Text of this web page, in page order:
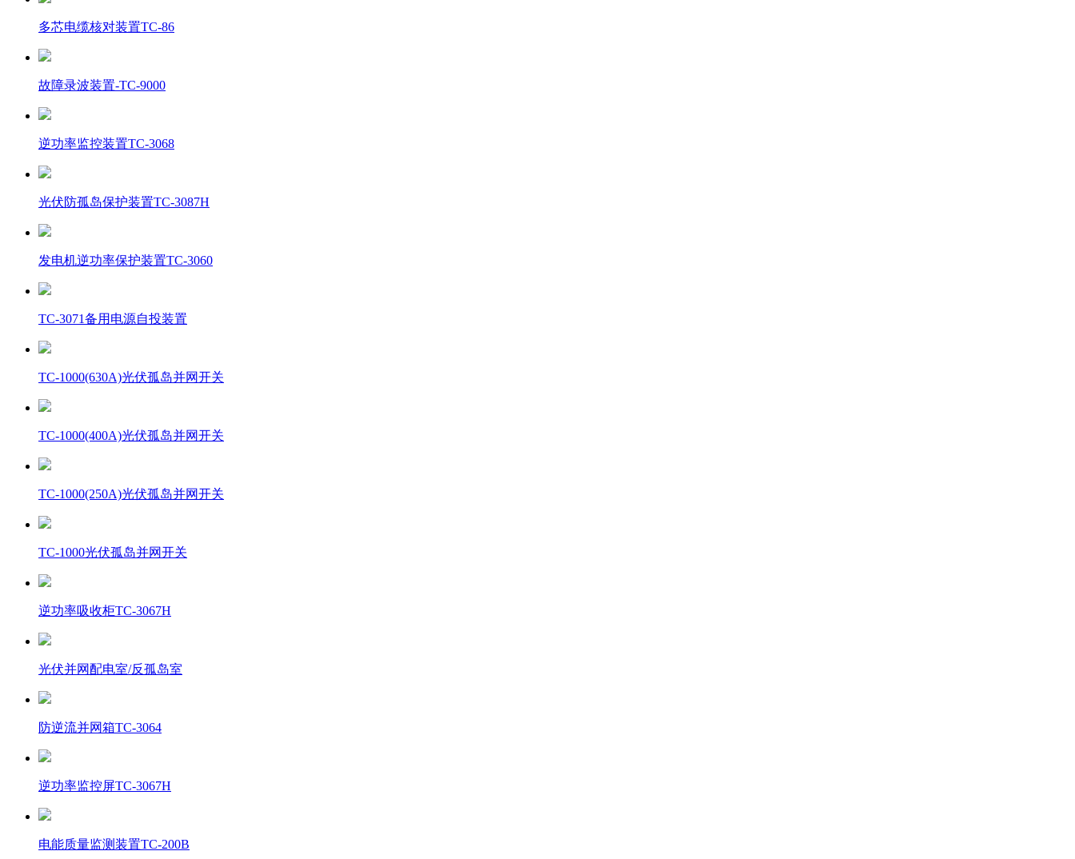
多芯电缆核对装置TC-86
故障录波装置-TC-9000
逆功率监控装置TC-3068
光伏防孤岛保护装置TC-3087H
发电机逆功率保护装置TC-3060
TC-3071备用电源自投装置
TC-1000(630A)光伏孤岛并网开关
TC-1000(400A)光伏孤岛并网开关
TC-1000(250A)光伏孤岛并网开关
TC-1000光伏孤岛并网开关
逆功率吸收柜TC-3067H
光伏并网配电室/反孤岛室
防逆流并网箱TC-3064
逆功率监控屏TC-3067H
电能质量监测装置TC-200B